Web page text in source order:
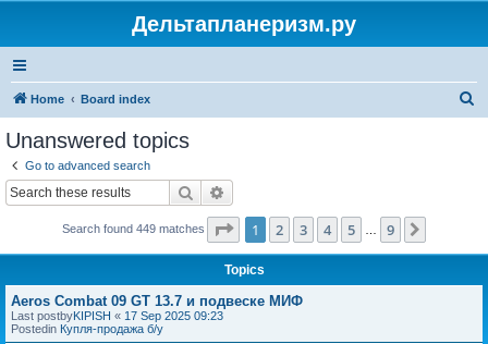
Дельтапланеризм.ру
Home Board index
Unanswered topics
Go to advanced search
Search
Search found 449 matches Page 1of 9
1 2 3 4 5 9
Topics
Aeros Combat 09 GT 13.7 и подвеске МИФ
Last postbyKIPISH « 17 Sep 2025 09:23
Postedin Купля-продажа б/у